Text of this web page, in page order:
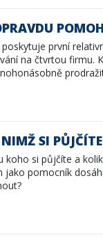
první
na čtvrtou firmu.
SI PŮJČÍTE
si půjčíte a
pomocník